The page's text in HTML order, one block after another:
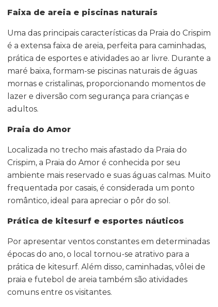
Faixa de areia e piscinas naturais
Uma das principais características da Praia do Crispim
é a extensa faixa de areia, perfeita para caminhadas,
prática de esportes e atividades ao ar livre. Durante a
maré baixa, formam-se piscinas naturais de águas
mornas e cristalinas, proporcionando momentos de
lazer e diversão com segurança para crianças e
adultos.
Praia do Amor
Localizada no trecho mais afastado da Praia do
Crispim, a Praia do Amor é conhecida por seu
ambiente mais reservado e suas águas calmas. Muito
frequentada por casais, é considerada um ponto
romântico, ideal para apreciar o pôr do sol.
Prática de kitesurf e esportes náuticos
Por apresentar ventos constantes em determinadas
épocas do ano, o local tornou-se atrativo para a
prática de kitesurf. Além disso, caminhadas, vôlei de
praia e futebol de areia também são atividades
comuns entre os visitantes.